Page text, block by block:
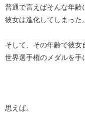
普通で言えばそんな年齢
彼女は進化してしまった。
そして、その年齢で彼女
世界選手権のメダルを手
思えば。